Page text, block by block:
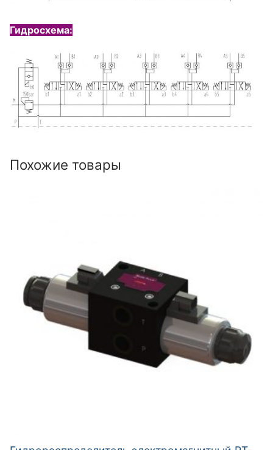
Гидросхема:
Похожие товары